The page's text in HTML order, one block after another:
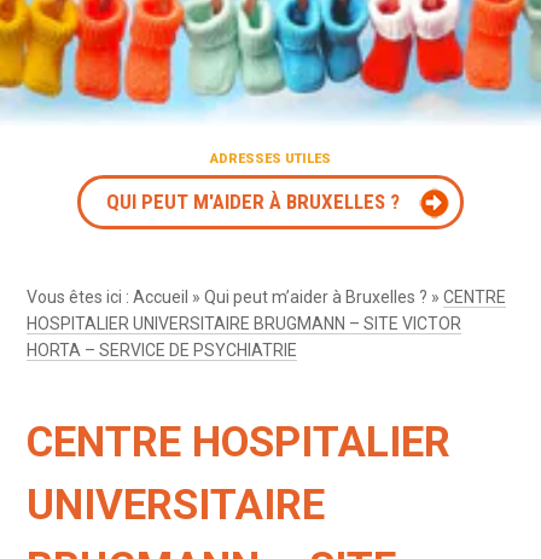
ADRESSES UTILES
QUI PEUT M'AIDER À BRUXELLES ?
Vous êtes ici :Accueil »Qui peut m’aider à Bruxelles ? »CENTRE
HOSPITALIER UNIVERSITAIRE BRUGMANN – SITE VICTOR
HORTA – SERVICE DE PSYCHIATRIE
CENTRE HOSPITALIER
UNIVERSITAIRE